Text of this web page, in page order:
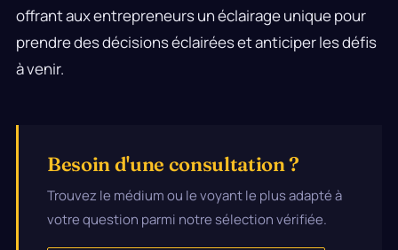
offrant aux entrepreneurs un éclairage unique pour
prendre des décisions éclairées et anticiper les défis
à venir.
Besoin d'une consultation ?
Trouvez le médium ou le voyant le plus adapté à
votre question parmi notre sélection vérifiée.